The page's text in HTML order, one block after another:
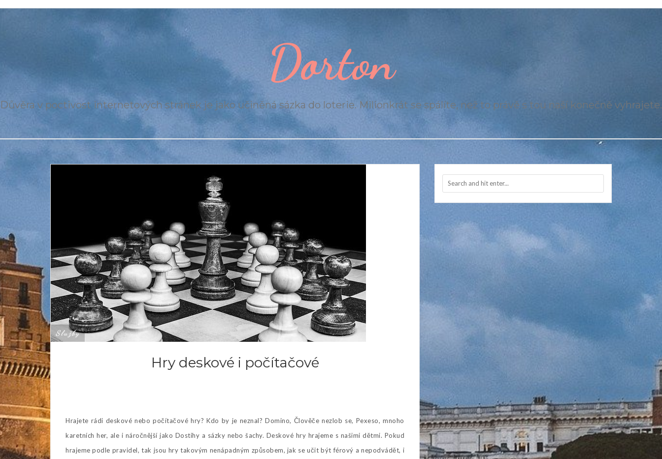
Dorton
Důvěra v poctivost internetových stránek je jako učiněná sázka do loterie. Milionkrát se spálíte, než to právě s tou naší konečně vyhrajete.
Služby
Hry deskové i počítačové
Hrajete rádi deskové nebo počítačové hry? Kdo by je neznal? Domino, Člověče nezlob se, Pexeso, mnoho
karetních her, ale i náročnější jako Dostihy a sázky nebo šachy. Deskové hry hrajeme s našimi dětmi. Pokud
hrajeme podle pravidel, tak jsou hry takovým nenápadným způsobem, jak se učit být férový a nepodvádět, i